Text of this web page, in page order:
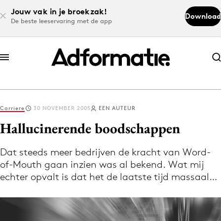
Jouw vak in je broekzak!
De beste leeservaring met de app
Download
Abonneer nu
Abonneer nu
Log in
Download de app
Volg het laatste nieuws via de Adformatie
Nieuws app
Carriere 30 NOVEMBER 2005 EEN AUTEUR
Hallucinerende boodschappen
Dat steeds meer bedrijven de kracht van Word-
of-Mouth gaan inzien was al bekend. Wat mij
echter opvalt is dat het de laatste tijd massaal…